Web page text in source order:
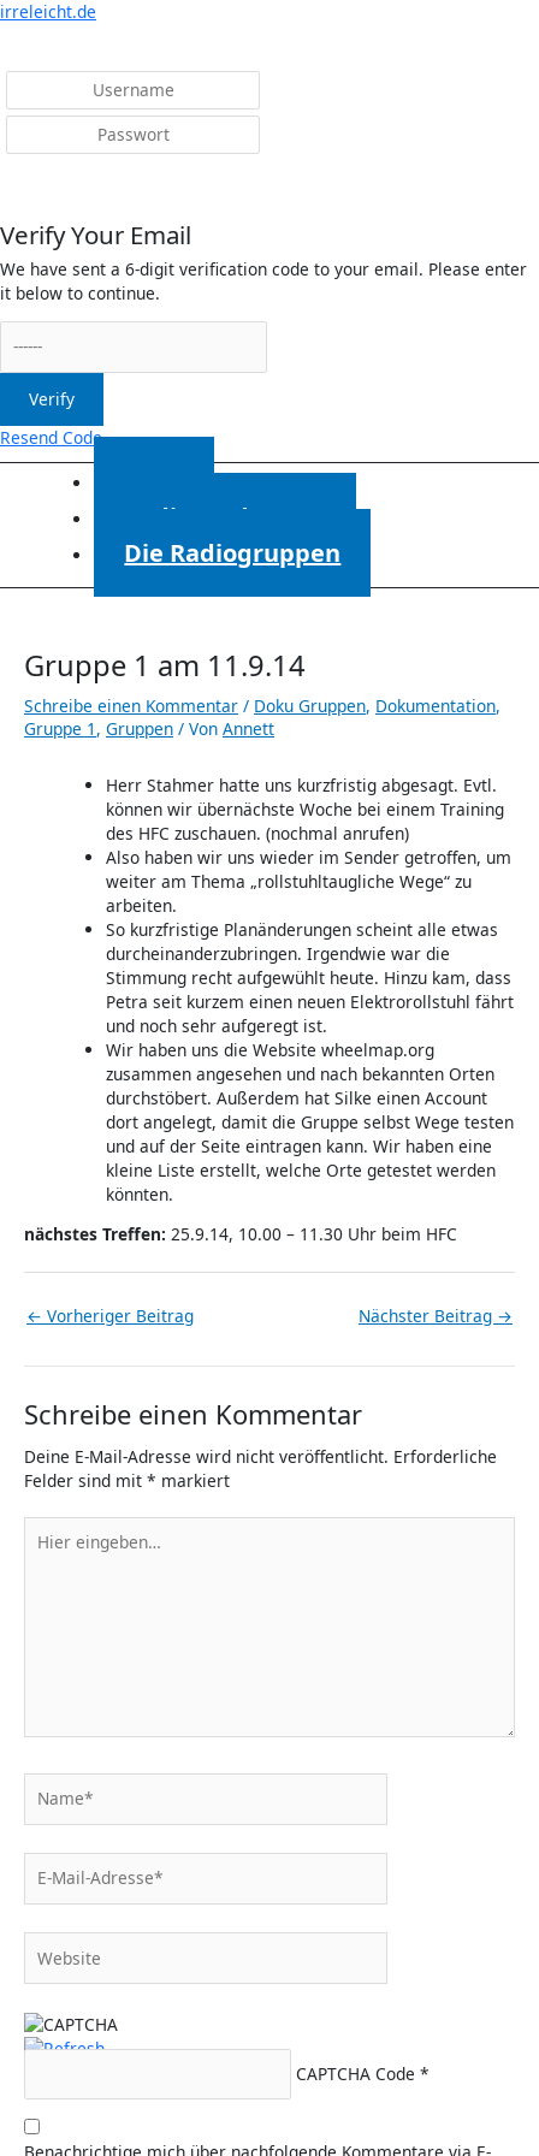
irreleicht.de
Verify Your Email
We have sent a 6-digit verification code to your email. Please enter
it below to continue.
Verify
Resend Code
Menü
Radiosendungen
Die Radiogruppen
Gruppe 1 am 11.9.14
Schreibe einen Kommentar / Doku Gruppen, Dokumentation,
Gruppe 1 , Gruppen / Von Annett
Herr Stahmer hatte uns kurzfristig abgesagt. Evtl.
können wir übernächste Woche bei einem Training
des HFC zuschauen. (nochmal anrufen)
Also haben wir uns wieder im Sender getroffen, um
weiter am Thema „rollstuhltaugliche Wege“ zu
arbeiten.
So kurzfristige Planänderungen scheint alle etwas
durcheinanderzubringen. Irgendwie war die
Stimmung recht aufgewühlt heute. Hinzu kam, dass
Petra seit kurzem einen neuen Elektrorollstuhl fährt
und noch sehr aufgeregt ist.
Wir haben uns die Website wheelmap.org
zusammen angesehen und nach bekannten Orten
durchstöbert. Außerdem hat Silke einen Account
dort angelegt, damit die Gruppe selbst Wege testen
und auf der Seite eintragen kann. Wir haben eine
kleine Liste erstellt, welche Orte getestet werden
könnten.
nächstes Treffen: 25.9.14, 10.00 – 11.30 Uhr beim HFC
← Vorheriger Beitrag Nächster Beitrag →
Schreibe einen Kommentar
Deine E-Mail-Adresse wird nicht veröffentlicht. Erforderliche
Felder sind mit * markiert
eingeben…
Mail-
Adresse*
CAPTCHA Code *